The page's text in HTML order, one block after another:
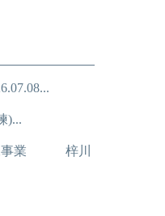
)...
水事業 梓川